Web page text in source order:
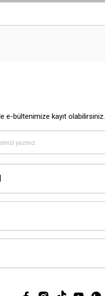
Gönder
e-bültenimize kayıt olabilirsiniz.